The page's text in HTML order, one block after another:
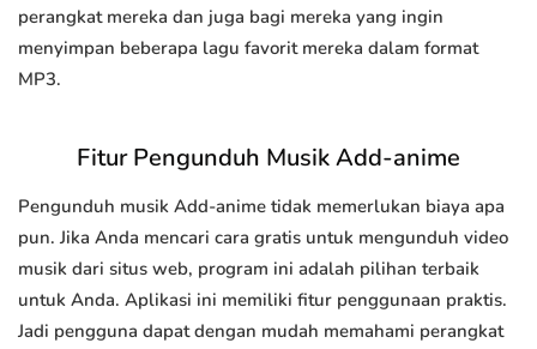
perangkat mereka dan juga bagi mereka yang ingin
menyimpan beberapa lagu favorit mereka dalam format
MP3.
Fitur Pengunduh Musik Add-anime
Pengunduh musik Add-anime tidak memerlukan biaya apa
pun. Jika Anda mencari cara gratis untuk mengunduh video
musik dari situs web, program ini adalah pilihan terbaik
untuk Anda. Aplikasi ini memiliki fitur penggunaan praktis.
Jadi pengguna dapat dengan mudah memahami perangkat